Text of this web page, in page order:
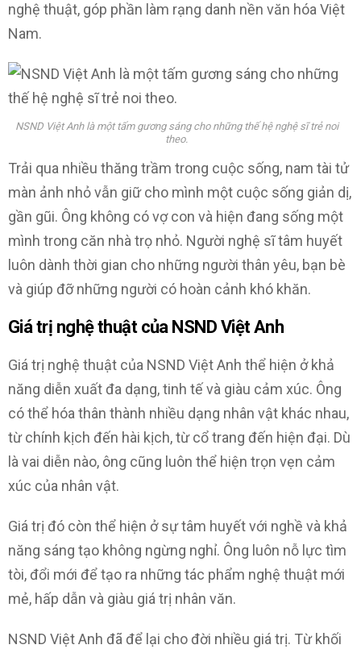
nghệ thuật, góp phần làm rạng danh nền văn hóa Việt
Nam.
NSND Việt Anh là một tấm gương sáng cho những thế hệ nghệ sĩ trẻ noi
theo.
Trải qua nhiều thăng trầm trong cuộc sống, nam tài tử
màn ảnh nhỏ vẫn giữ cho mình một cuộc sống giản dị,
gần gũi. Ông không có vợ con và hiện đang sống một
mình trong căn nhà trọ nhỏ. Người nghệ sĩ tâm huyết
luôn dành thời gian cho những người thân yêu, bạn bè
và giúp đỡ những người có hoàn cảnh khó khăn.
Giá trị nghệ thuật của NSND Việt Anh
Giá trị nghệ thuật của NSND Việt Anh thể hiện ở khả
năng diễn xuất đa dạng, tinh tế và giàu cảm xúc. Ông
có thể hóa thân thành nhiều dạng nhân vật khác nhau,
từ chính kịch đến hài kịch, từ cổ trang đến hiện đại. Dù
là vai diễn nào, ông cũng luôn thể hiện trọn vẹn cảm
xúc của nhân vật.
Giá trị đó còn thể hiện ở sự tâm huyết với nghề và khả
năng sáng tạo không ngừng nghỉ. Ông luôn nỗ lực tìm
tòi, đổi mới để tạo ra những tác phẩm nghệ thuật mới
mẻ, hấp dẫn và giàu giá trị nhân văn.
NSND Việt Anh đã để lại cho đời nhiều giá trị. Từ khối